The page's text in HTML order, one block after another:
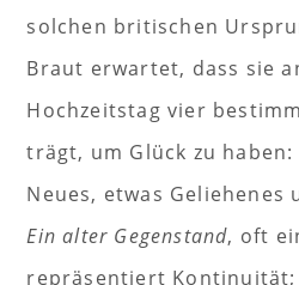
solchen britischen
Braut erwartet, dass sie
Hochzeitstag vier
trägt, um Glück zu haben:
Neues, etwas Geliehenes
Ein alter Gegenstand, oft
repräsentiert Kontinuität;